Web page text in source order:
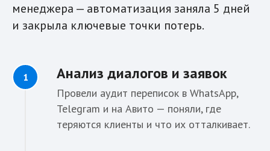
менеджера — автоматизация заняла 5 дней
и закрыла ключевые точки потерь.
Анализ диалогов и заявок
Провели аудит переписок в WhatsApp,
Telegram и на Авито — поняли, где
теряются клиенты и что их отталкивает.